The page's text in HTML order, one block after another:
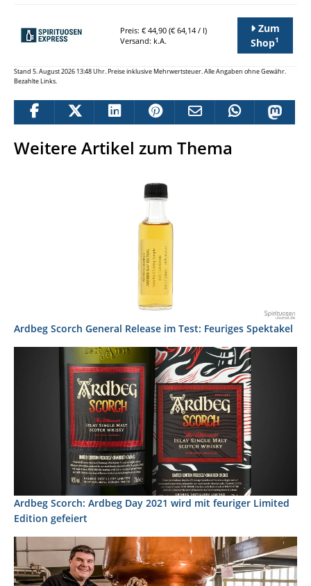
Preis: € 44,90 (€ 64,14 / l)
Versand: k.A.
Zum
Shop1
Stand 5. August 2026 13:48 Uhr. Preise inklusive Mehrwertsteuer. Alle Angaben ohne Gewähr.
Bezahlte Links.
Weitere Artikel zum Thema
Ardbeg Scorch General Release im Test: Feuriges Spektakel
Ardbeg Scorch: Ardbeg Day 2021 wird mit feuriger Limited
Edition gefeiert